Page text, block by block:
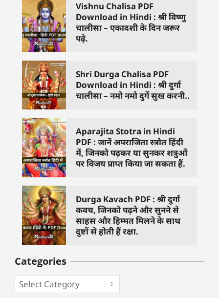
Vishnu Chalisa PDF
Download in Hindi : श्री विष्णु
चालीसा – एकादशी के दिन जरूर
पढ़े.
Shri Durga Chalisa PDF
Download in Hindi : श्री दुर्गा
चालीसा – नमो नमो दुर्गे सुख करनी..
Aparajita Stotra in Hindi
PDF : जानें अपराजिता स्त्रोत हिंदी
में, जिनको पढ़कर या सुनकर शत्रुओं
पर विजय प्राप्त किया जा सकता हैं.
Durga Kavach PDF : श्री दुर्गा
कवच, जिनको पढ़ने और सुनने से
साहस और हिम्मत मिलने के साथ
दुष्टों से होती हैं रक्षा.
Categories